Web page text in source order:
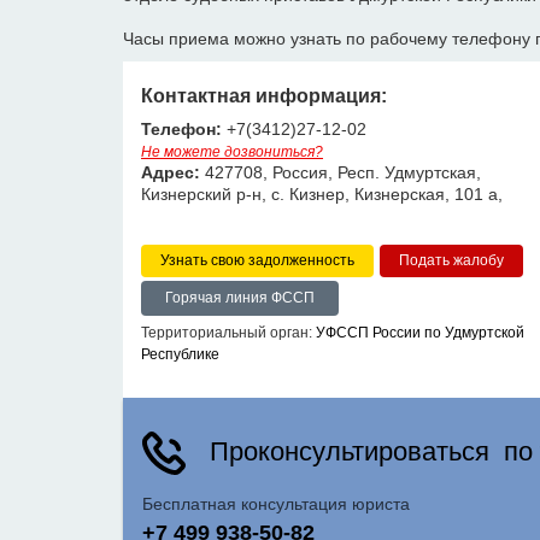
Часы приема можно узнать по рабочему телефону
Контактная информация:
Телефон: +7(3412)27-12-02
Не можете дозвониться?
Адрес: 427708, Россия, Респ. Удмуртская,
Кизнерский р-н, с. Кизнер, Кизнерская, 101 а,
Узнать свою задолженность
Горячая линия ФССП
Территориальный орган: УФССП России по Удмуртской
Республике